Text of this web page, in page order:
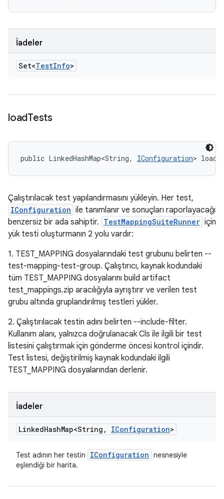
İadeler
Set<TestInfo>
loadTests
public LinkedHashMap<String, IConfiguration>
Çalıştırılacak test yapılandırmasını yükleyin. Her test,
IConfiguration ile tanımlanır ve sonuçları raporlayacağı
benzersiz bir ada sahiptir. TestMappingSuiteRunner için
yük testi oluşturmanın 2 yolu vardır:
1. TEST_MAPPING dosyalarındaki test grubunu belirten --
test-mapping-test-group. Çalıştırıcı, kaynak kodundaki
tüm TEST_MAPPING dosyalarını build artifact
test_mappings.zip aracılığıyla ayrıştırır ve verilen test
grubu altında gruplandırılmış testleri yükler.
2. Çalıştırılacak testin adını belirten --include-filter.
Kullanım alanı, yalnızca doğrulanacak Cls ile ilgili bir test
listesini çalıştırmak için gönderme öncesi kontrol içindir.
Test listesi, değiştirilmiş kaynak kodundaki ilgili
TEST_MAPPING dosyalarından derlenir.
İadeler
LinkedHashMap<String , IConfiguration>
Test adının her testin IConfiguration nesnesiyle
eşlendiği bir harita.